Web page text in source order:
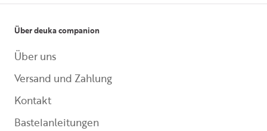
Über deuka companion
Über uns
Versand und Zahlung
Kontakt
Bastelanleitungen